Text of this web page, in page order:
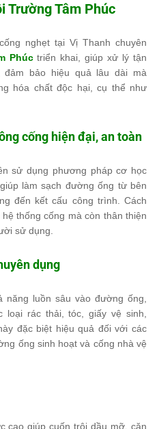
Trường Tâm Phúc
nghẹt tại Vị Thanh chuyên
Phúctriển khai, giúp xử lý tận
đảm bảo hiệu quả lâu dài mà
hóa chất độc hại, cụ thể như
cống hiện đại, an toàn
sử dụng phương pháp cơ học
làm sạch đường ống từ bên
đến kết cấu công trình. Cách
thống cống mà còn thân thiện
sử dụng.
dụng
năng luồn sâu vào đường ống,
rác thải, tóc, giấy vệ sinh,
đặc biệt hiệu quả đối với các
ống sinh hoạt và cống nhà vệ
cao giúp cuốn trôi dầu mỡ, cặn